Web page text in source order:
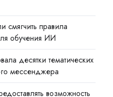
правила
обучения ИИ
десятки тематических
мессенджера
возможность